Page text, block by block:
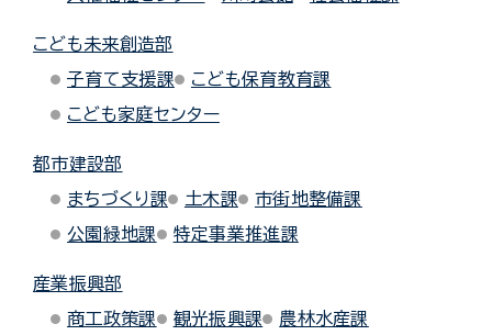
こども未来創造部
子育て支援課
こども保育教育課
こども家庭センター
都市建設部
まちづくり課
土木課
市街地整備課
公園緑地課
特定事業推進課
産業振興部
商工政策課
観光振興課
農林水産課